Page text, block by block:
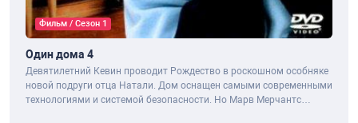
Фильм / Сезон 1
Один дома 4
Девятилетний Кевин проводит Рождество в роскошном особняке
новой подруги отца Натали. Дом оснащен самыми современными
технологиями и системой безопасности. Но Марв Мерчантс